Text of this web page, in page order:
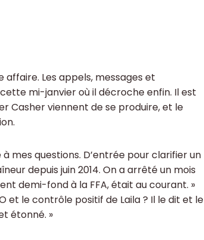
Les appels, messages et
mi-janvier où il décroche enfin. Il est
Casher viennent de se produire, et le
mes questions. D’entrée pour clarifier un
depuis juin 2014. On a arrêté un mois
demi-fond à la FFA, était au courant. »
et le contrôle positif de Laila ? Il le dit et le
étonné. »